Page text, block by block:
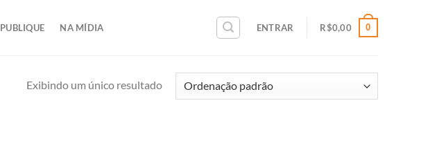
PUBLIQUE NA MÍDIA ENTRAR R$0,00 0
Exibindo um único resultado